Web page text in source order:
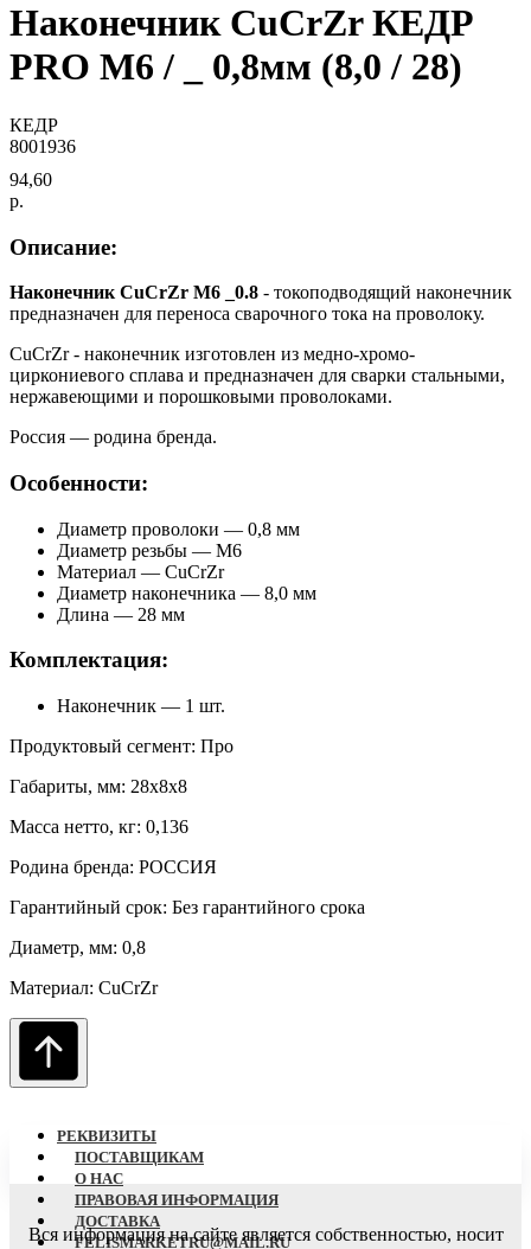
Наконечник CuCrZr КЕДР
PRO M6 / _ 0,8мм (8,0 / 28)
КЕДР
8001936
94,60
р.
Описание:
Наконечник CuCrZr М6 _0.8 - токоподводящий наконечник
предназначен для переноса сварочного тока на проволоку.
CuCrZr - наконечник изготовлен из медно-хромо-
циркониевого сплава и предназначен для сварки стальными,
нержавеющими и порошковыми проволоками.
Россия — родина бренда.
Особенности:
Диаметр проволоки — 0,8 мм
Диаметр резьбы — М6
Материал — CuCrZr
Диаметр наконечника — 8,0 мм
Длина — 28 мм
Комплектация:
Наконечник — 1 шт.
Продуктовый сегмент: Про
Габариты, мм: 28х8х8
Масса нетто, кг: 0,136
Родина бренда: РОССИЯ
Гарантийный срок: Без гарантийного срока
Диаметр, мм: 0,8
Материал: CuCrZr
РЕКВИЗИТЫ
ПОСТАВЩИКАМ
О НАC
ПРАВОВАЯ ИНФОРМАЦИЯ
ДОСТАВКА
FELISMARKETRU@MAIL.RU
Вся информация на сайте является собственностью, носит